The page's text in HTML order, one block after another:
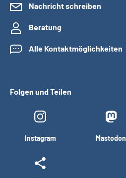
Nachricht schreiben
Beratung
Alle Kontaktmöglichkeiten
Folgen und Teilen
Instagram Mastodon